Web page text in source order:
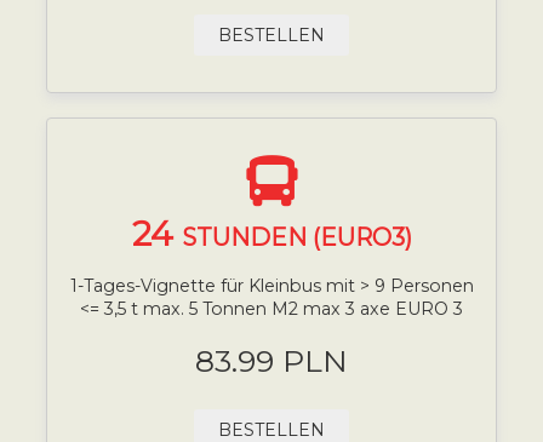
BESTELLEN
24 STUNDEN (EURO3)
1-Tages-Vignette für Kleinbus mit > 9 Personen
<= 3,5 t max. 5 Tonnen M2 max 3 axe EURO 3
83.99 PLN
BESTELLEN